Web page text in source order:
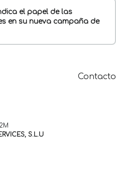
el papel de las
en su nueva campaña de
Contacto
S.L.U